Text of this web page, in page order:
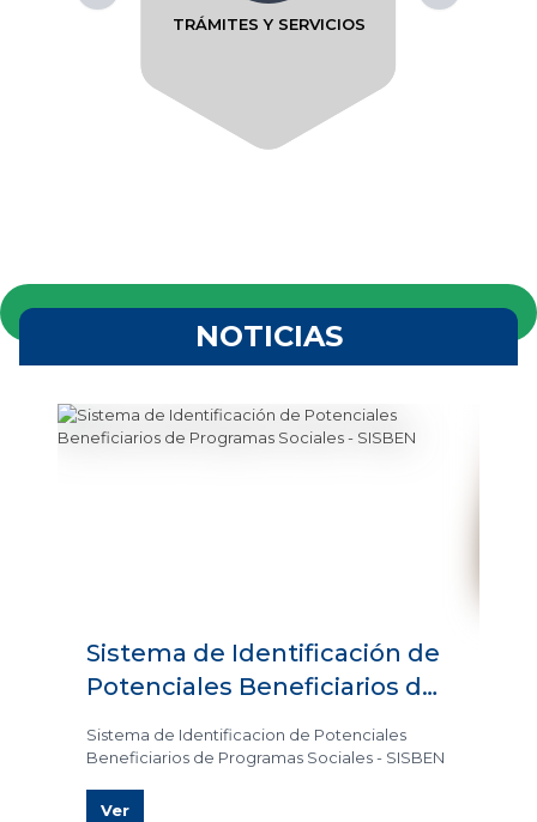
TRÁMITES Y SERVICIOS
NOTICIAS
Sistema de Identificación de
Potenciales Beneficiarios de
Sistema de Identificacion de Potenciales
Beneficiarios de Programas Sociales - SISBEN
Ver